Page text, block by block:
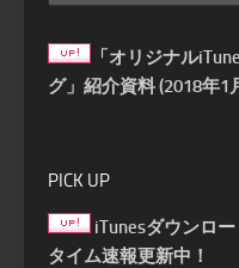
「オリジナル
グ」紹介資料 (2018年1
PICK UP
iTunesダウンロ
タイム速報更新中！